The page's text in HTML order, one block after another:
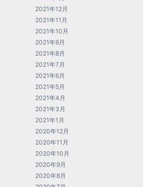
2021年12月
2021年11月
2021年10月
2021年9月
2021年8月
2021年7月
2021年6月
2021年5月
2021年4月
2021年3月
2021年1月
2020年12月
2020年11月
2020年10月
2020年9月
2020年8月